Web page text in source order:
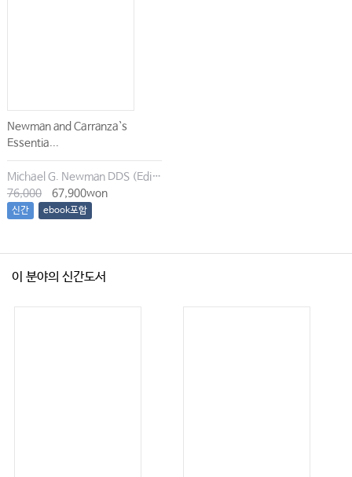
Newman and Carranza`s
Essentia...
Michael G. Newman DDS (Editor), Irina Dragan (Editor), Satheesh Elangovan BDS DSc DMSc (Editor), Archana K. Karan (Editor)
76,000
67,900won
신간 ebook포함
이 분야의 신간도서